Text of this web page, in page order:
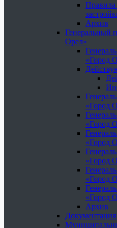
Правила
Архив
Генеральный
Орел»
«Город
«Город
«Город
«Город
«Город
«Город
«Город
Архив